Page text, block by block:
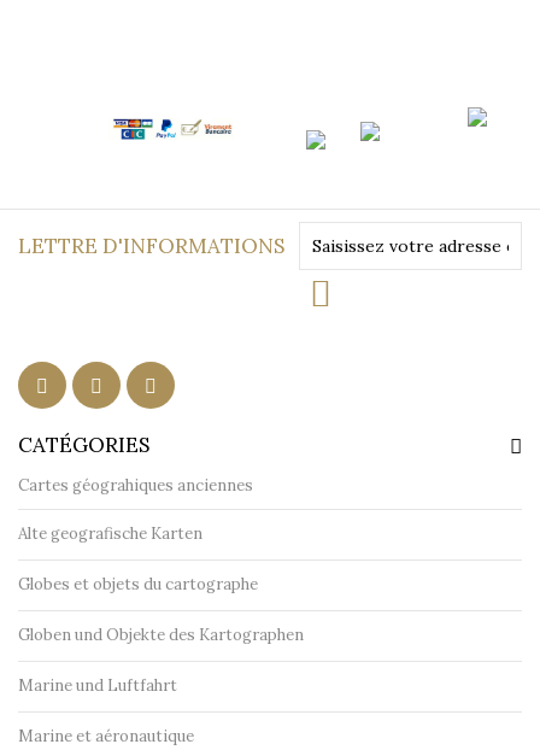
LETTRE D'INFORMATIONS
CATÉGORIES
Cartes géograhiques anciennes
Alte geografische Karten
Globes et objets du cartographe
Globen und Objekte des Kartographen
Marine und Luftfahrt
Marine et aéronautique